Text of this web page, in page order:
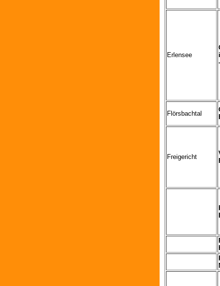
Erlensee
Flörsbachtal
Freigericht